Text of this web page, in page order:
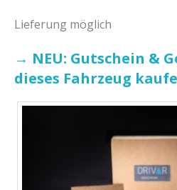
Lieferung möglich
→ NEU: Gutschein &
dieses Fahrzeug